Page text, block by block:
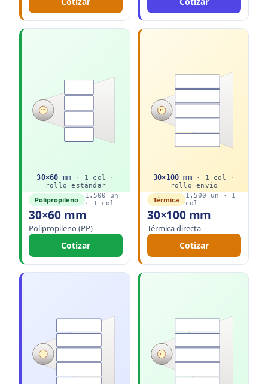
1"
30×60 mm · 1 col ·
rolloestándar
Polipropileno 1.500 un
·
1 col
30×60 mm
Polipropileno (PP)
Cotizar
1"
30×100 mm· 1 col ·
rolloenvío
Térmica 1.500 un · 1
col
30×100 mm
Térmica directa
Cotizar
1" 1"